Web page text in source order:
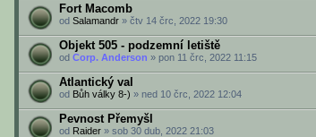
Fort Macomb
od Salamandr » čtv 14 črc, 2022 19:30
Objekt 505 - podzemní letiště
od Corp. Anderson » pon 11 črc, 2022 11:15
Atlantický val
od Bůh války 8-) » ned 10 črc, 2022 12:04
Pevnost Přemyšl
od Raider » sob 30 dub, 2022 21:03